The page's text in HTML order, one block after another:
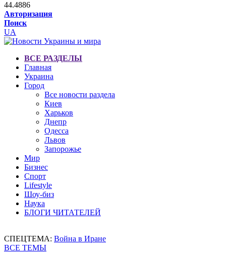
44.4886
Авторизация
Поиск
UA
ВСЕ РАЗДЕЛЫ
Главная
Украина
Город
Все новости раздела
Киев
Харьков
Днепр
Одесса
Львов
Запорожье
Мир
Бизнес
Спорт
Lifestyle
Шоу-биз
Наука
БЛОГИ ЧИТАТЕЛЕЙ
СПЕЦТЕМА: Война в Иране
ВСЕ ТЕМЫ